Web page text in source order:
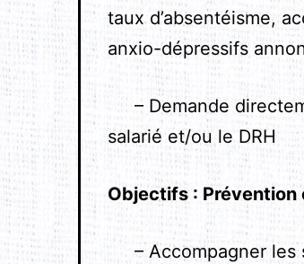
taux d’absentéisme,
anxio-dépressifs
– Demande
salarié et/ou le DRH
Objectifs :
– Accompagner les